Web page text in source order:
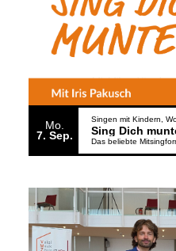
Mo.
7 Sep.
Singen mit Kindern
Sing Dich